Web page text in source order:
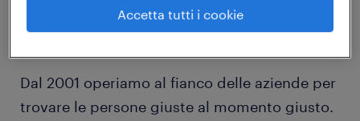
aspettative dei clienti, consolidando la nostra
crescita su tutto il territorio nazionale.
Dal 2001 operiamo al fianco delle aziende per
trovare le persone giuste al momento giusto.
Accetta tutti i cookie